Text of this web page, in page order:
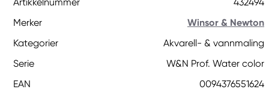
Merker
Winsor & Newton
Kategorier
Akvarell- & vannmaling
Serie
W&N Prof. Water color
EAN
0094376551624